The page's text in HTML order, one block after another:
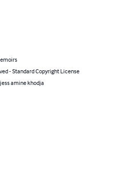
- Standard Copyright License
amine khodja